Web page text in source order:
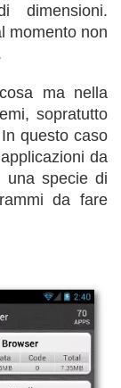
dimensioni.
momento non
ma nella
sopratutto
questo caso
da
una specie di
da fare